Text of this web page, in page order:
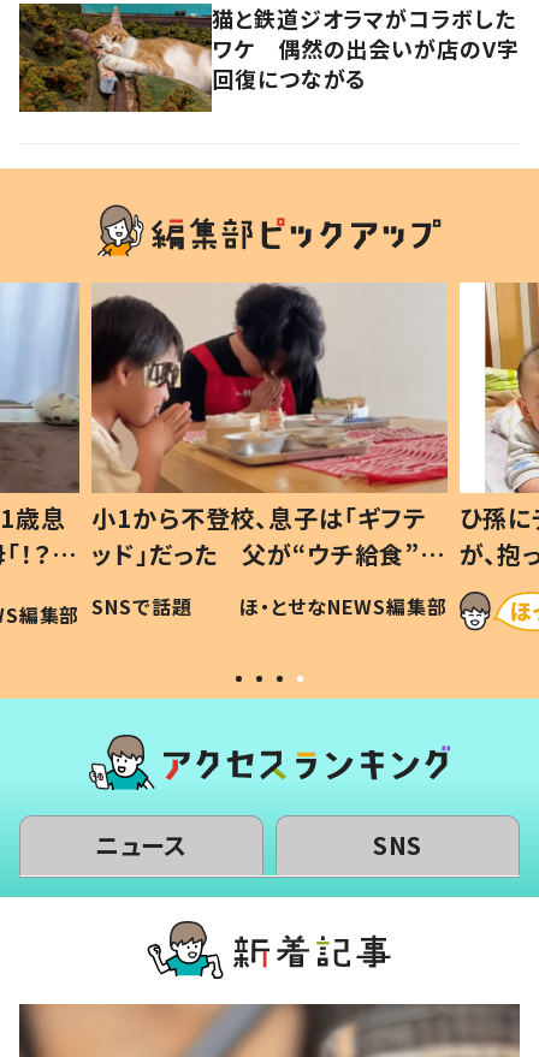
猫と鉄道ジオラマがコラボした
ワケ 偶然の出会いが店のV字
回復につながる
歳息
？」
編集部
小1から不登校、息子は「ギフテ
ッド」だった 父が“ウチ給食”を
作り続ける理由とは #令和の親
#令和の子
SNSで話題 ほ・とせなNEWS編集部
ひ孫
が、
「涙が
い」
ニュース SNS